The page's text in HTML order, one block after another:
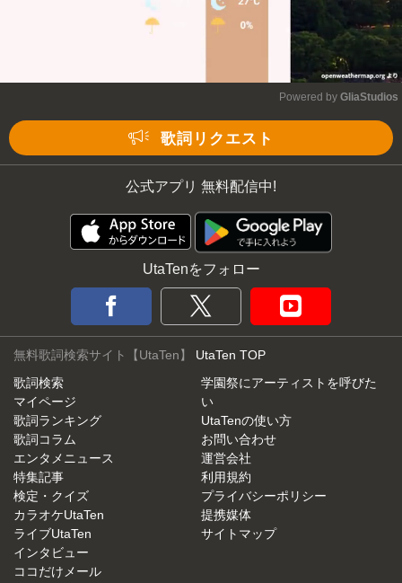
Powered by GliaStudios
歌詞リクエスト
公式アプリ 無料配信中!
UtaTenをフォロー
無料歌詞検索サイト【UtaTen】 UtaTen TOP
歌詞検索
マイページ
歌詞ランキング
歌詞コラム
エンタメニュース
特集記事
検定・クイズ
カラオケUtaTen
ライブUtaTen
インタビュー
ココだけメール
学園祭にアーティストを呼びた
い
UtaTenの使い方
お問い合わせ
運営会社
利用規約
プライバシーポリシー
提携媒体
サイトマップ